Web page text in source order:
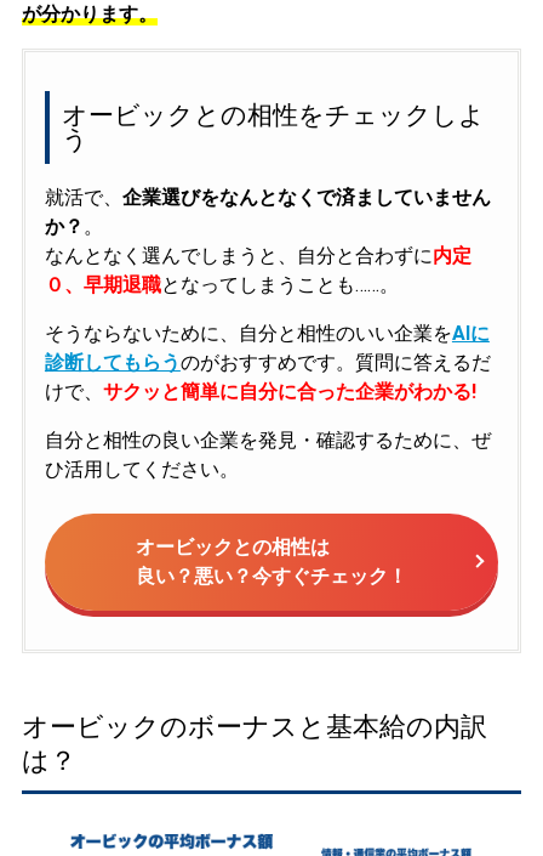
が分かります。
オービックとの相性をチェックしよ
う
就活で、 企業選びをなんとなくで済ましていません
か？ 。
なんとなく選んでしまうと、自分と合わずに内定
０、早期退職となってしまうことも……。
そうならないために、自分と相性のいい企業をAIに
診断してもらうのがおすすめです。質問に答えるだ
けで、 サクッと簡単に自分に合った企業がわかる!
自分と相性の良い企業を発見・確認するために、ぜ
ひ活用してください。
オービックとの相性は
良い？悪い？今すぐチェック！
オービックのボーナスと基本給の内訳
は？